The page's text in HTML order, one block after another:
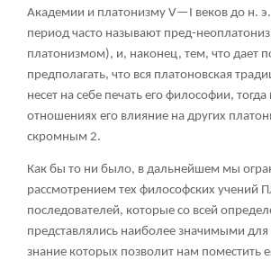
Академии и платонизму V—I веков до н. э.
период часто называют пред-
платонизмом), и, наконец, тем, что дает
предполагать, что вся платоновская
несет на себе печать его философии,
отношениях его влияние на других
скромным 2.
Как бы то ни было, в дальнейшем мы
рассмотрением тех философских учений
последователей, которые со всей
представлялись наиболее значимыми
знание которых позволит нам поместить